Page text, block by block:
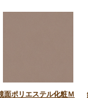
面ポリエステル化粧Ｍ